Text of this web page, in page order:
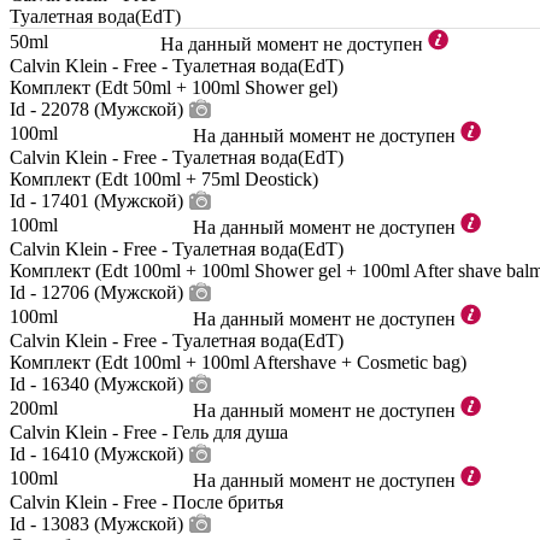
Туалетная вода(EdT)
50ml
На данный момент не доступен
Calvin Klein - Free - Туалетная вода(EdT)
Комплект (Edt 50ml + 100ml Shower gel)
Id - 22078 (Мужской)
100ml
На данный момент не доступен
Calvin Klein - Free - Туалетная вода(EdT)
Комплект (Edt 100ml + 75ml Deostick)
Id - 17401 (Мужской)
100ml
На данный момент не доступен
Calvin Klein - Free - Туалетная вода(EdT)
Комплект (Edt 100ml + 100ml Shower gel + 100ml After shave
Id - 12706 (Мужской)
100ml
На данный момент не доступен
Calvin Klein - Free - Туалетная вода(EdT)
Комплект (Edt 100ml + 100ml Aftershave + Cosmetic bag)
Id - 16340 (Мужской)
200ml
На данный момент не доступен
Calvin Klein - Free - Гель для душа
Id - 16410 (Мужской)
100ml
На данный момент не доступен
Calvin Klein - Free - После бритья
Id - 13083 (Мужской)